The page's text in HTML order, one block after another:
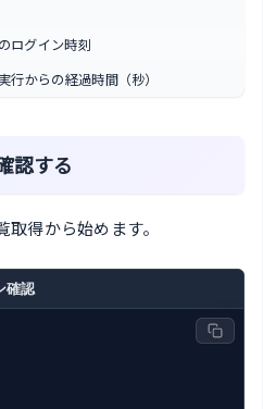
ログイン時刻
行からの経過時間（秒）
認する
得から始めます。
確認